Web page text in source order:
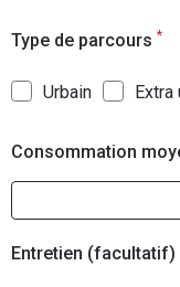
Type de parcours *
Urbain Extra
Consommation
Entretien (facultatif)